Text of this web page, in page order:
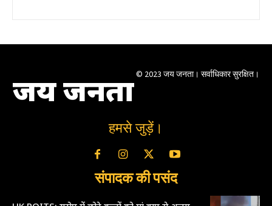
जय जनता © 2023 जय जनता। सर्वाधिकार सुरक्षित।
हमसे जुड़ें।
संपादक की पसंद